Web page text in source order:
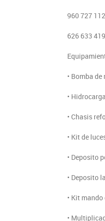
960 727
626 633
• Bomba
•
• Chasis
• Kit de
• Deposito
• Deposito
• Kit
•